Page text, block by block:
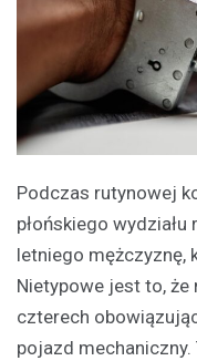
Podczas rutynowej
płońskiego
letniego mężczyznę,
Nietypowe jest to, że
czterech
pojazd